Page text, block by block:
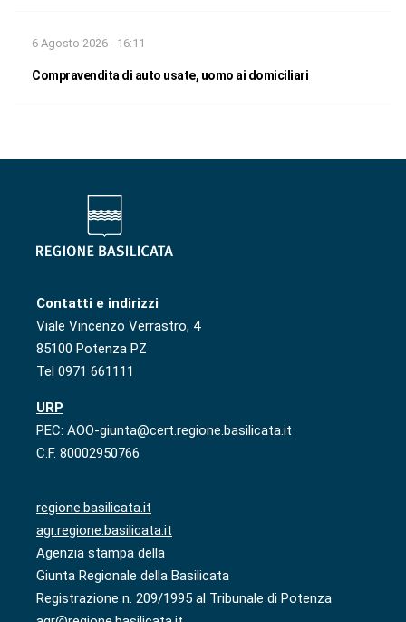
6 Agosto 2026 - 16:11
Compravendita di auto usate, uomo ai domiciliari
Contatti e indirizzi
Viale Vincenzo Verrastro, 4
85100 Potenza PZ
Tel 0971 661111
URP
PEC: AOO-giunta@cert.regione.basilicata.it
C.F. 80002950766
regione.basilicata.it
agr.regione.basilicata.it
Agenzia stampa della
Giunta Regionale della Basilicata
Registrazione n. 209/1995 al Tribunale di Potenza